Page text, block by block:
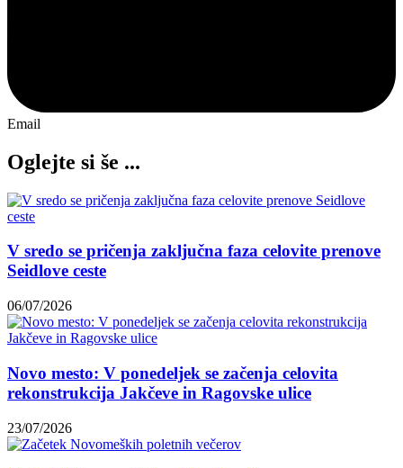
Email
Oglejte si še ...
V sredo se pričenja zaključna faza celovite prenove
Seidlove ceste
06/07/2026
Novo mesto: V ponedeljek se začenja celovita
rekonstrukcija Jakčeve in Ragovske ulice
23/07/2026